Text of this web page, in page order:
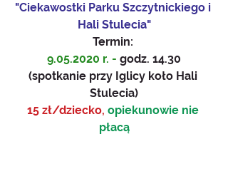
"Ciekawostki Parku Szczytnickiego i
Hali Stulecia"
Termin:
9.05.2020 r. - godz. 14.30
(spotkanie przy Iglicy koło Hali
Stulecia)
15 zł/dziecko, opiekunowie nie
płacą